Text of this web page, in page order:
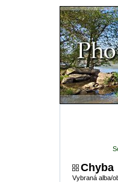
Chyba
Vybraná alba/